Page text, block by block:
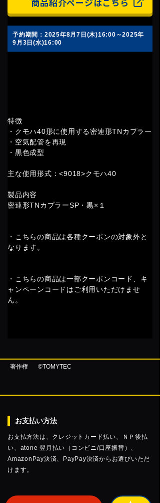
予約期間：2025年8月7日(木)16:00～2025年
9月3日(水)16:00
特徴
・クモハ40形に使用する密連形TNカプラー
・空気配管を再現
・黒色成型
主な使用形式：<9018>クモハ40
製品内容
密連形TNカプラーSP・黒×１
・こちらの商品は各種クーポンの対象外と
なります。
・こちらの商品は一部クーポンコード、キ
ャンペーンコードはご利用いただけませ
ん。
著作権 ©TOMYTEC
お支払い方法
お支払方法は、クレジットカード払い、ＮＰ後払
い、atone 翌月払い（コンビニ/口座振替）、
AmazonPay決済、PayPay決済からお選びいただ
けます。